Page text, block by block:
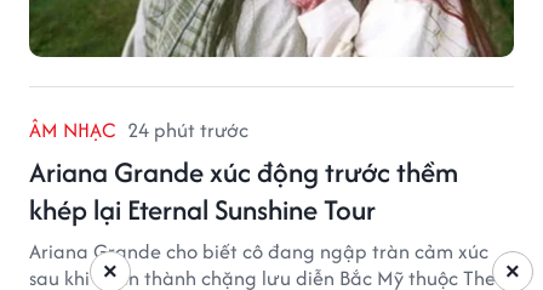
ÂM NHẠC 24 phút trước
Ariana Grande xúc động trước thềm
khép lại Eternal Sunshine Tour
Ariana Grande cho biết cô đang ngập tràn cảm xúc
sau khi hoàn thành chặng lưu diễn Bắc Mỹ thuộc The ×
×